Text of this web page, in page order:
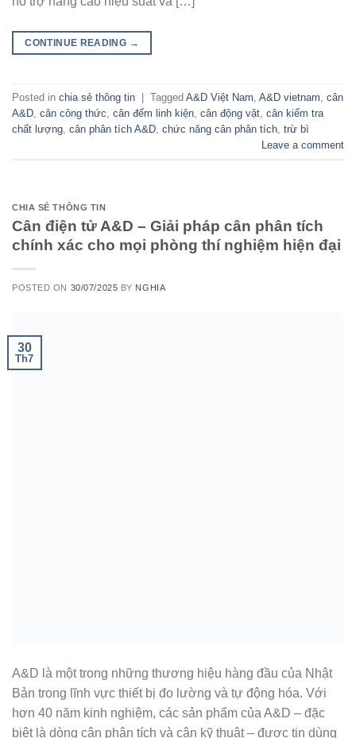
CONTINUE READING →
Posted in chia sẻ thông tin | Tagged A&D Việt Nam A&D vietnam cân
A&D cân công thức cân đếm linh kiện cân động vật cân kiểm tra
chất lượng cân phân tích A&D chức năng cân phân tích trừ bì
Leave a comment
CHIA SẺ THÔNG TIN
Cân điện tử A&D – Giải pháp cân phân tích
chính xác cho mọi phòng thí nghiệm hiện đại
POSTED ON 30/07/2025 BY NGHIA
30
Th7
A&D là một trong những thương hiệu hàng đầu của Nhật
Bản trong lĩnh vực thiết bị đo lường và tự động hóa. Với
hơn 40 năm kinh nghiệm, các sản phẩm của A&D – đặc
biệt là dòng cân phân tích và cân kỹ thuật – được tin dùng